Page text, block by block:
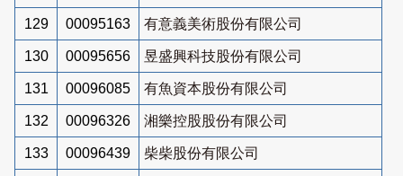
129 00095163 有意義美術股份有限公司
130 00095656 昱盛興科技股份有限公司
131 00096085 有魚資本股份有限公司
132 00096326 湘樂控股股份有限公司
133 00096439 柴柴股份有限公司